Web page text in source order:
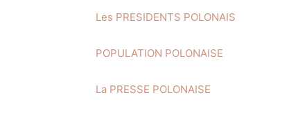
Les PRESIDENTS POLONAIS
POPULATION POLONAISE
La PRESSE POLONAISE